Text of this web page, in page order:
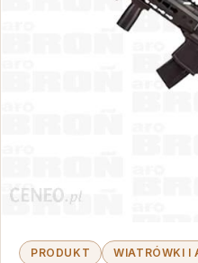
PRODUKT WIATRÓWKI I